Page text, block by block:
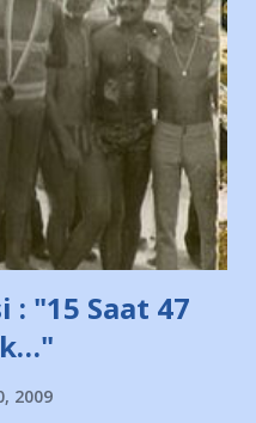
bildiriyordu.. Bu grup
''Açık ve net olarak
yanısıra, bu takımlara
veren Bursa Büyükşehir
alışveriş merkezlerini
okuduğum bu
"15 Saat 47
2009